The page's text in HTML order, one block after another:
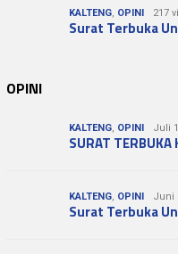
KALTENG, OPINI 217
Surat Terbuka
OPINI
KALTENG, OPINI Juli
SURAT
KALTENG, OPINI Juni
Surat Terbuka